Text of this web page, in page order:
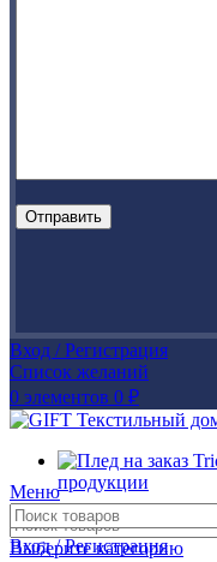
Вход / Регистрация
Список желаний
0 элементов 0 ₽
продукции
Выберите категорию
Меню
Вход / Регистрация